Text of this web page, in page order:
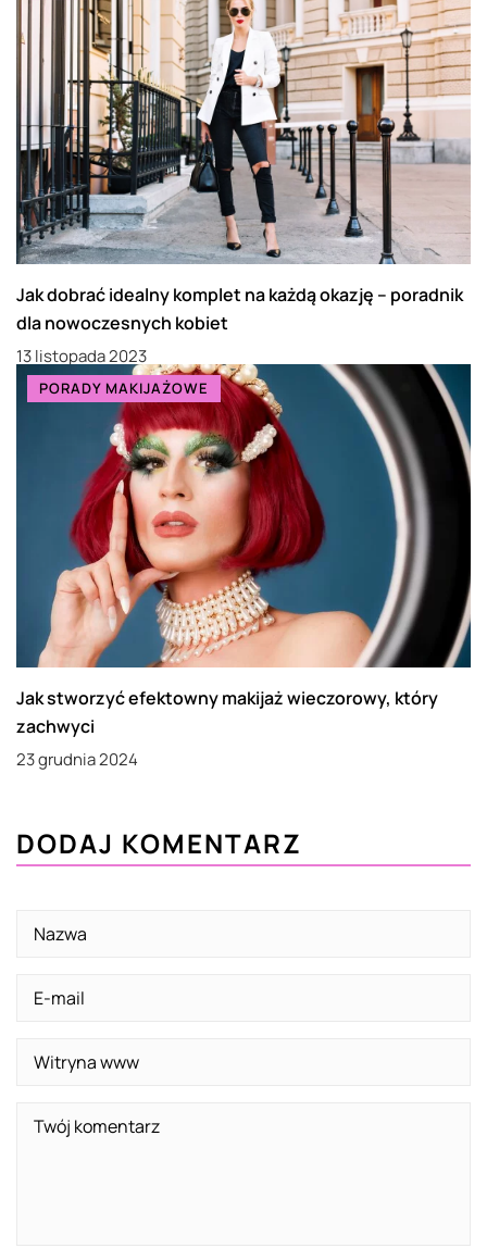
Jak dobrać idealny komplet na każdą okazję – poradnik
dla nowoczesnych kobiet
13 listopada 2023
PORADY MAKIJAŻOWE
Jak stworzyć efektowny makijaż wieczorowy, który
zachwyci
23 grudnia 2024
DODAJ KOMENTARZ